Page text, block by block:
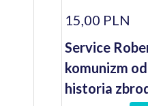
15,00 PLN
Service
komunizm
historia